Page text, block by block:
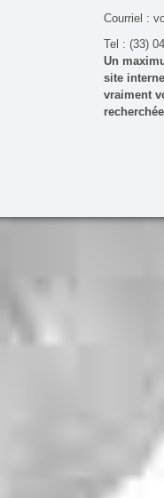
Courriel :
Tel : (33)
Un
site
vraiment